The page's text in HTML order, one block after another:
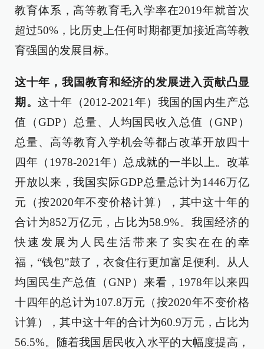
教育体系，高等教育毛入学率在2019年就首次
超过50%，比历史上任何时期都更加接近高等教
育强国的发展目标。
这十年，我国教育和经济的发展进入贡献凸显
期。 这十年（2012-2021年）我国的国内生产总
值（GDP）总量、人均国民收入总值（GNP）
总量、高等教育入学机会等都占改革开放四十
四年（1978-2021年）总成就的一半以上。改革
开放以来，我国实际GDP总量总计为1446万亿
元（按2020年不变价格计算），其中这十年的
合计为852万亿元，占比为58.9%。我国经济的
快速发展为人民生活带来了实实在在的幸
福，“钱包”鼓了，衣食住行更加富足便利。从人
均国民生产总值（GNP）来看，1978年以来四
十四年的总计为107.8万元（按2020年不变价格
计算），其中这十年的合计为60.9万元，占比为
56.5%。随着我国居民收入水平的大幅度提高，